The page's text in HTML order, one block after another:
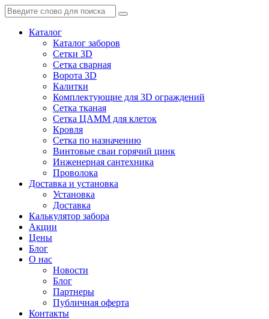
Каталог
Каталог заборов
Сетки 3D
Сетка сварная
Ворота 3D
Калитки
Комплектующие для 3D ограждений
Сетка тканая
Сетка ЦАММ для клеток
Кровля
Сетка по назначению
Винтовые сваи горячий цинк
Инженерная сантехника
Проволока
Доставка и установка
Установка
Доставка
Калькулятор забора
Акции
Цены
Блог
О нас
Новости
Блог
Партнеры
Публичная оферта
Контакты